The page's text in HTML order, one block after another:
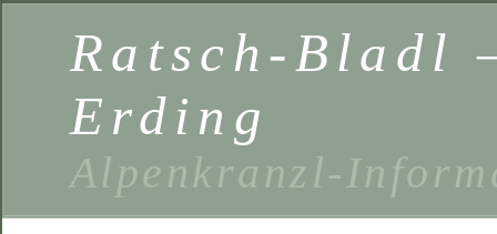
Ratsch-Bladl
Erding
Alpenkranzl-